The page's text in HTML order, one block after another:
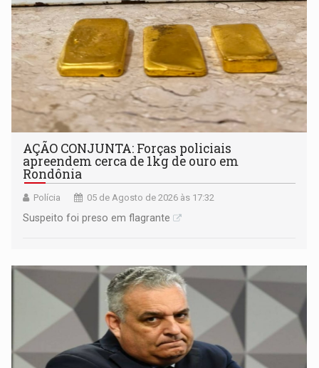
AÇÃO CONJUNTA: Forças policiais
apreendem cerca de 1kg de ouro em
Rondônia
Polícia 05 de Agosto de 2026 às 17:32
Suspeito foi preso em flagrante